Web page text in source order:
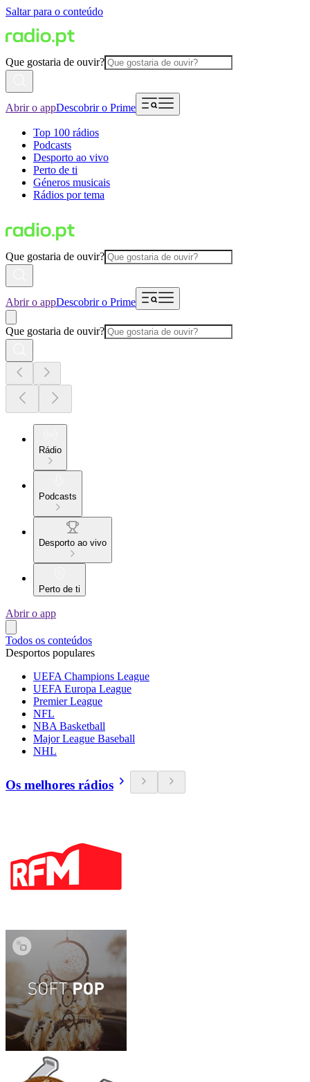
Saltar para o conteúdo
Que gostaria de ouvir?
Abrir o appDescobrir o Prime
Top 100 rádios
Podcasts
Desporto ao vivo
Perto de ti
Géneros musicais
Rádios por tema
Que gostaria de ouvir?
Abrir o appDescobrir o Prime
Que gostaria de ouvir?
Rádio
Podcasts
Desporto ao vivo
Perto de ti
Abrir o app
Todos os conteúdos
Desportos populares
UEFA Champions League
UEFA Europa League
Premier League
NFL
NBA Basketball
Major League Baseball
NHL
Os melhores rádios